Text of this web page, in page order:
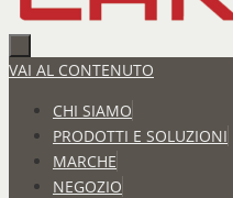
VAI AL CONTENUTO
CHI SIAMO
PRODOTTI E SOLUZIONI
MARCHE
NEGOZIO